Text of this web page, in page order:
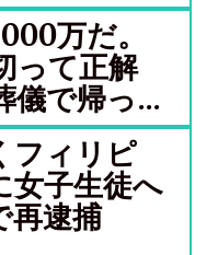
万だ。
って正解
で帰っ...
フィリピ
女子生徒へ
再逮捕